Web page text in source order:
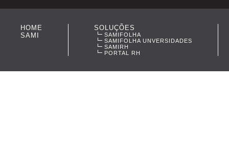
HOME
SAMI
SOLUÇÕES
SAMIFOLHA
SAMIFOLHA UNVERSIDADES
SAMIRH
PORTAL RH